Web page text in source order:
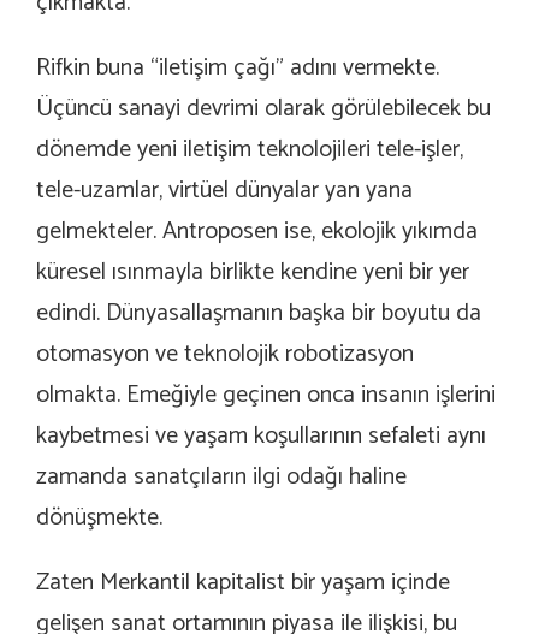
Rifkin buna “iletişim çağı” adını vermekte.
Üçüncü sanayi devrimi olarak görülebilecek bu
dönemde yeni iletişim teknolojileri tele-işler,
tele-uzamlar, virtüel dünyalar yan yana
gelmekteler. Antroposen ise, ekolojik yıkımda
küresel ısınmayla birlikte kendine yeni bir yer
edindi. Dünyasallaşmanın başka bir boyutu da
otomasyon ve teknolojik robotizasyon
olmakta. Emeğiyle geçinen onca insanın işlerini
kaybetmesi ve yaşam koşullarının sefaleti aynı
zamanda sanatçıların ilgi odağı haline
dönüşmekte.
Zaten Merkantil kapitalist bir yaşam içinde
gelişen sanat ortamının piyasa ile ilişkisi, bu